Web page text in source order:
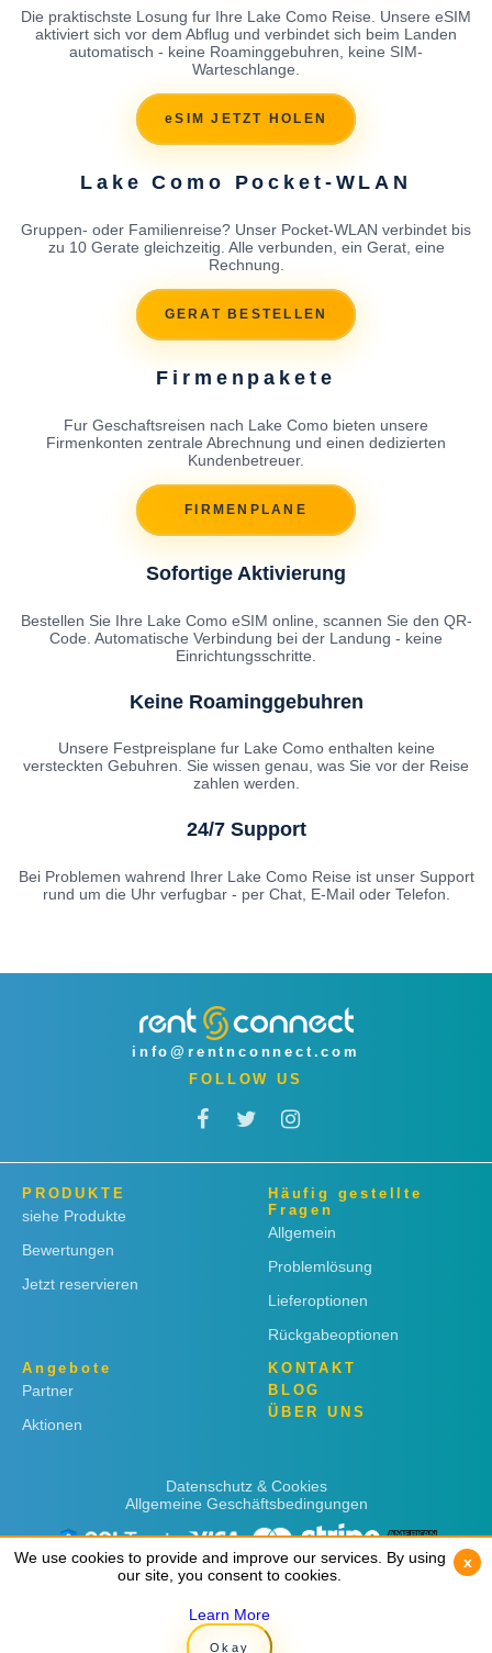
Die praktischste Losung fur Ihre Lake Como Reise. Unsere eSIM
aktiviert sich vor dem Abflug und verbindet sich beim Landen
automatisch - keine Roaminggebuhren, keine SIM-
Warteschlange.
eSIM JETZT HOLEN
Lake Como Pocket-WLAN
Gruppen- oder Familienreise? Unser Pocket-WLAN verbindet bis
zu 10 Gerate gleichzeitig. Alle verbunden, ein Gerat, eine
Rechnung.
GERAT BESTELLEN
Firmenpakete
Fur Geschaftsreisen nach Lake Como bieten unsere
Firmenkonten zentrale Abrechnung und einen dedizierten
Kundenbetreuer.
FIRMENPLANE
Sofortige Aktivierung
Bestellen Sie Ihre Lake Como eSIM online, scannen Sie den QR-
Code. Automatische Verbindung bei der Landung - keine
Einrichtungsschritte.
Keine Roaminggebuhren
Unsere Festpreisplane fur Lake Como enthalten keine
versteckten Gebuhren. Sie wissen genau, was Sie vor der Reise
zahlen werden.
24/7 Support
Bei Problemen wahrend Ihrer Lake Como Reise ist unser Support
rund um die Uhr verfugbar - per Chat, E-Mail oder Telefon.
info@rentnconnect.com
FOLLOW US
PRODUKTE
siehe Produkte
Bewertungen
Jetzt reservieren
Häufig gestellte
Fragen
Allgemein
Problemlösung
Lieferoptionen
Rückgabeoptionen
Angebote
Partner
Aktionen
KONTAKT
BLOG
ÜBER UNS
Datenschutz & Cookies
Allgemeine Geschäftsbedingungen
Copyright © 2019 Rent 'n Connect
We use cookies to provide and improve our services. By using
our site, you consent to cookies.
Learn More
Okay
x
We use cookies to provide and improve our services. By using
our site, you consent to cookies.
Learn More
Okay
x